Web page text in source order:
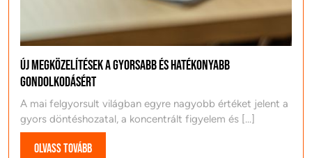
Új megközelítések a gyorsabb és hatékonyabb
gondolkodásért
A mai felgyorsult világban egyre nagyobb értéket jelent a
gyors döntéshozatal, a koncentrált figyelem és [...]
Olvass továbbOlvass